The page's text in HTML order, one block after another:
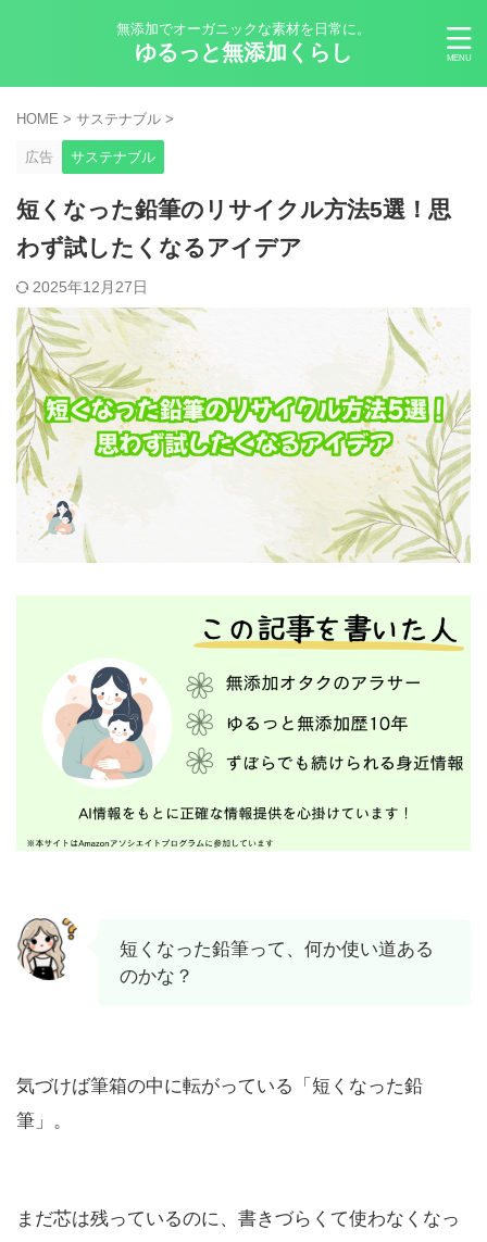
無添加でオーガニックな素材を日常に。
ゆるっと無添加くらし
HOME > サステナブル >
広告 サステナブル
短くなった鉛筆のリサイクル方法5選！思
わず試したくなるアイデア
2025年12月27日
短くなった鉛筆って、何か使い道ある
のかな？
気づけば筆箱の中に転がっている「短くなった鉛
筆」。
まだ芯は残っているのに、書きづらくて使わなくなっ